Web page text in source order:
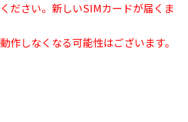
ださい。新しいSIMカードが届くま
しなくなる可能性はございます。